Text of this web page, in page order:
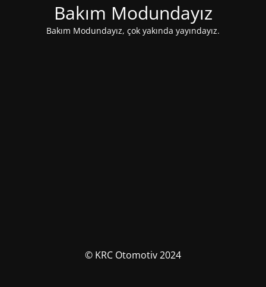
Bakım Modundayız
Bakım Modundayız, çok yakında yayındayız.
© KRC Otomotiv 2024